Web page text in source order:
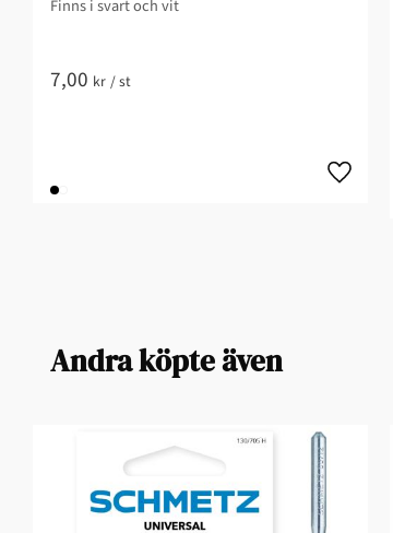
Finns i svart och vit
7,00 kr /st
Andra köpte även